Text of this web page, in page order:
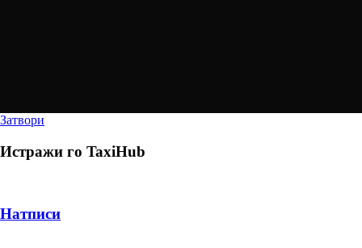
Затвори
Истражи го TaxiHub
Натписи